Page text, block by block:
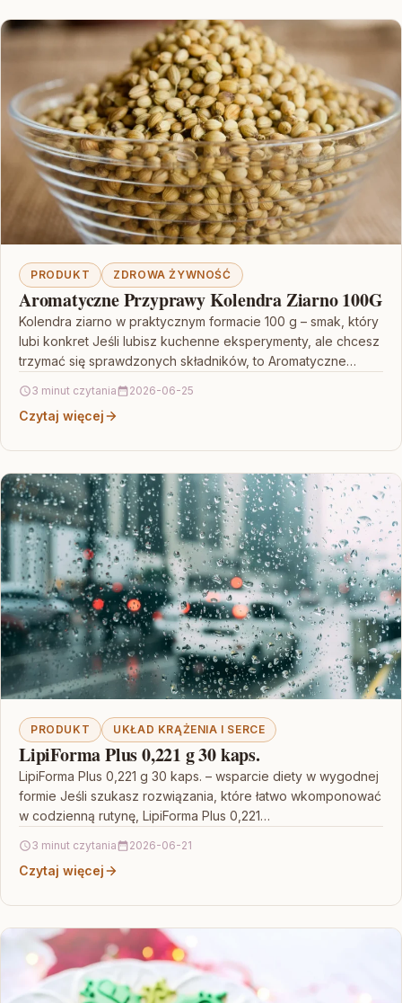
PRODUKT ZDROWA ŻYWNOŚĆ
Aromatyczne Przyprawy Kolendra Ziarno 100G
Kolendra ziarno w praktycznym formacie 100 g – smak, który
lubi konkret Jeśli lubisz kuchenne eksperymenty, ale chcesz
trzymać się sprawdzonych składników, to Aromatyczne…
3 minut czytania 2026-06-25
Czytaj więcej
PRODUKT UKŁAD KRĄŻENIA I SERCE
LipiForma Plus 0,221 g 30 kaps.
LipiForma Plus 0,221 g 30 kaps. – wsparcie diety w wygodnej
formie Jeśli szukasz rozwiązania, które łatwo wkomponować
w codzienną rutynę, LipiForma Plus 0,221…
3 minut czytania 2026-06-21
Czytaj więcej